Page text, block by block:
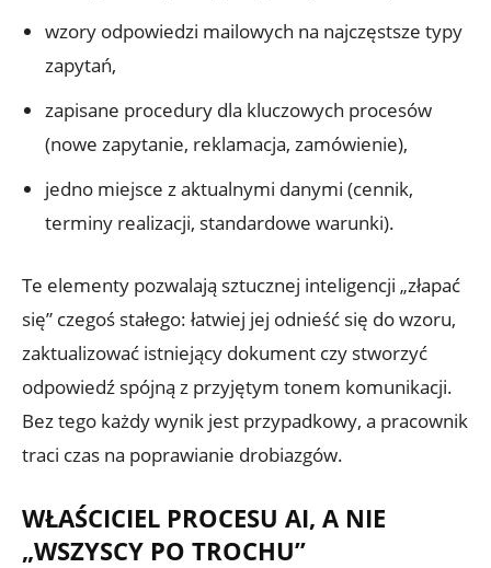
wzory odpowiedzi mailowych na najczęstsze typy
zapytań,
zapisane procedury dla kluczowych procesów
(nowe zapytanie, reklamacja, zamówienie),
jedno miejsce z aktualnymi danymi (cennik,
terminy realizacji, standardowe warunki).
Te elementy pozwalają sztucznej inteligencji „złapać
się” czegoś stałego: łatwiej jej odnieść się do wzoru,
zaktualizować istniejący dokument czy stworzyć
odpowiedź spójną z przyjętym tonem komunikacji.
Bez tego każdy wynik jest przypadkowy, a pracownik
traci czas na poprawianie drobiazgów.
WŁAŚCICIEL PROCESU AI, A NIE
„WSZYSCY PO TROCHU”